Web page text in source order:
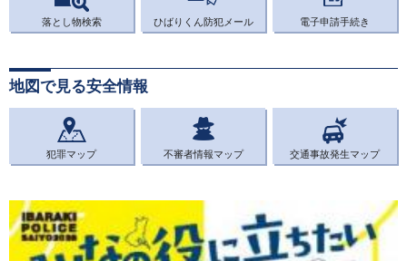
落とし物検索 ひばりくん防犯メール 電子申請手続き
地図で見る安全情報
犯罪マップ 不審者情報マップ 交通事故発生マップ